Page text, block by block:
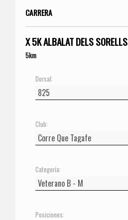
CARRERA
X 5K ALBALAT DELS SORELLS
5km
Dorsal:
Club:
Categoría:
Posiciones: